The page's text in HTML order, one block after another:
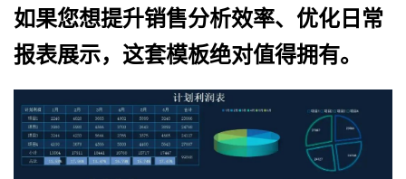
如果您想提升销售分析效率、优化日常
报表展示，这套模板绝对值得拥有。